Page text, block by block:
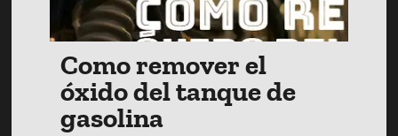
Como remover el
óxido del tanque de
gasolina